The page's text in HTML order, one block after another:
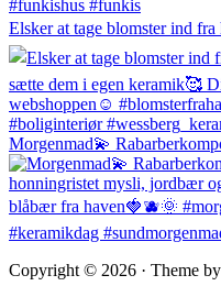
Elsker at tage blomster ind
Morgenmad💫
Copyright © 2026 · Theme by